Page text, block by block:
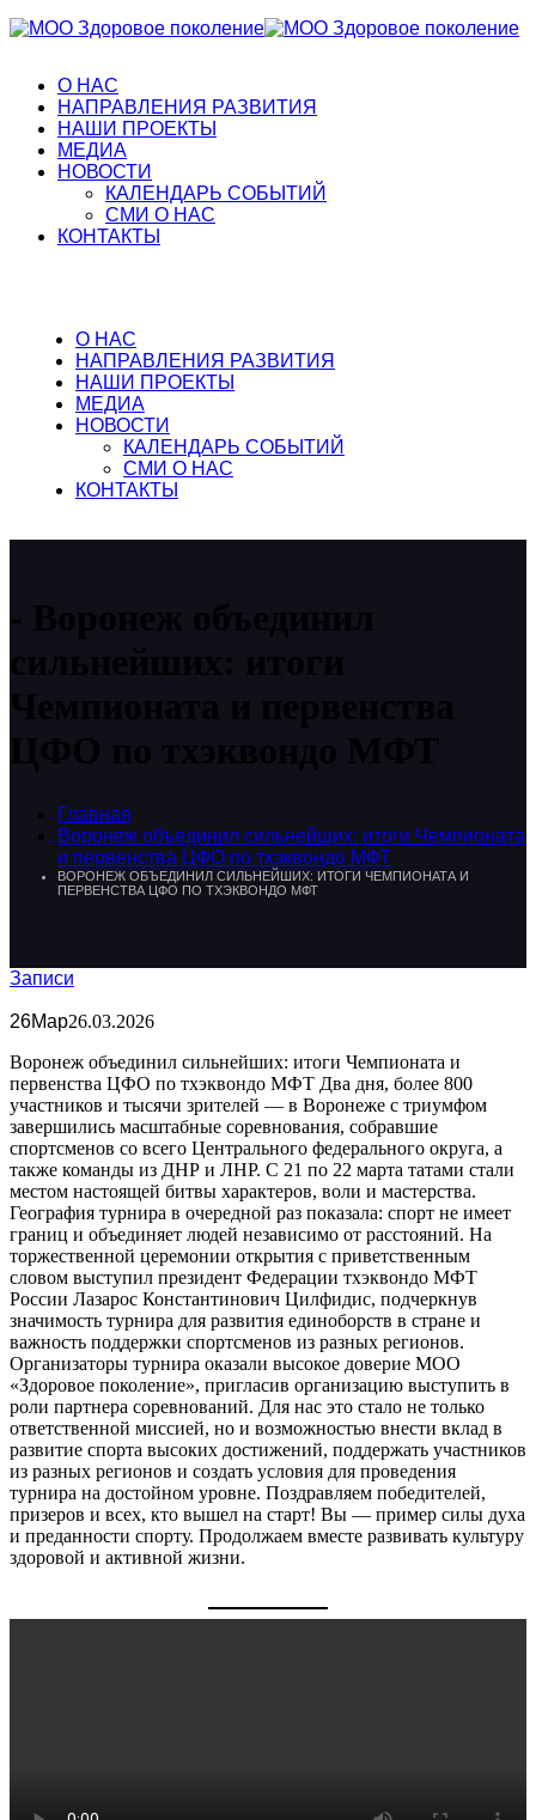
О НАС
НАПРАВЛЕНИЯ РАЗВИТИЯ
НАШИ ПРОЕКТЫ
МЕДИА
НОВОСТИ
КАЛЕНДАРЬ СОБЫТИЙ
СМИ О НАС
КОНТАКТЫ
О НАС
НАПРАВЛЕНИЯ РАЗВИТИЯ
НАШИ ПРОЕКТЫ
МЕДИА
НОВОСТИ
КАЛЕНДАРЬ СОБЫТИЙ
СМИ О НАС
КОНТАКТЫ
Воронеж объединил
сильнейших: итоги
Чемпионата и первенства
ЦФО по тхэквондо МФТ
Главная
Воронеж объединил сильнейших: итоги Чемпионата
и первенства ЦФО по тхэквондо МФТ
ВОРОНЕЖ ОБЪЕДИНИЛ СИЛЬНЕЙШИХ: ИТОГИ ЧЕМПИОНАТА И
ПЕРВЕНСТВА ЦФО ПО ТХЭКВОНДО МФТ
Записи
26Мар26.03.2026
Воронеж объединил сильнейших: итоги Чемпионата и
первенства ЦФО по тхэквондо МФТ Два дня, более 800
участников и тысячи зрителей — в Воронеже с триумфом
завершились масштабные соревнования, собравшие
спортсменов со всего Центрального федерального округа, а
также команды из ДНР и ЛНР. С 21 по 22 марта татами стали
местом настоящей битвы характеров, воли и мастерства.
География турнира в очередной раз показала: спорт не имеет
границ и объединяет людей независимо от расстояний. На
торжественной церемонии открытия с приветственным
словом выступил президент Федерации тхэквондо МФТ
России Лазарос Константинович Цилфидис, подчеркнув
значимость турнира для развития единоборств в стране и
важность поддержки спортсменов из разных регионов.
Организаторы турнира оказали высокое доверие МОО
«Здоровое поколение», пригласив организацию выступить в
роли партнера соревнований. Для нас это стало не только
ответственной миссией, но и возможностью внести вклад в
развитие спорта высоких достижений, поддержать участников
из разных регионов и создать условия для проведения
турнира на достойном уровне. Поздравляем победителей,
призеров и всех, кто вышел на старт! Вы — пример силы духа
и преданности спорту. Продолжаем вместе развивать культуру
здоровой и активной жизни.